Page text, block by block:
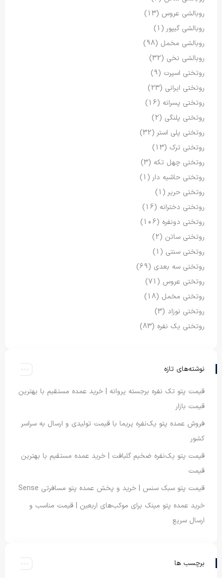
روبالشی عروس (13)
روبالشی گیپور(1)
روبالشی مخمل (98)
روبالشی نخی (32)
روتختی اسپرت (9)
روتختی ایرانی (23)
روتختی پسرانه (16)
روتختی پلنگی (2)
روتختی پلی استر(32)
روتختی ترک (13)
روتختی چهل تکه (3)
روتختی حاشیه دار(1)
روتختی حریر(1)
روتختی دخترانه (16)
روتختی دونفره (106)
روتختی ساتن (2)
روتختی سنتی (1)
روتختی سه بعدی (69)
روتختی عروس (71)
روتختی مخمل (18)
روتختی نوزاد (3)
روتختی یک نفره (83)
نوشته‌های تازه
قیمت پتو تک نفره برجسته پروانه | خرید عمده مستقیم با بهترین
قیمت بازار
فروش عمده پتو یک‌نفره پریما با قیمت تولیدی و ارسال به سراسر
کشور
قیمت پتو یک‌نفره ضخیم گلبافت | خرید عمده مستقیم با بهترین
قیمت
قیمت پتو سبک سنس | خرید و پخش عمده پتو مسافرتی Sense
خرید عمده پتو مینک برای موکب‌های اربعین | قیمت مناسب و
ارسال سریع
برچسب ها